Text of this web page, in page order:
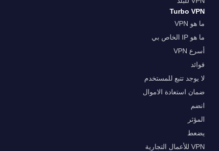
Turbo VPN
ما هو VPN
ما هو IP الخاص بي
أسرع VPN
فوائد
لا يوجد تتبع للمستخدم
ضمان استعادة الاموال
انضم
المؤثر
يضعط
VPN للأعمال التجارية